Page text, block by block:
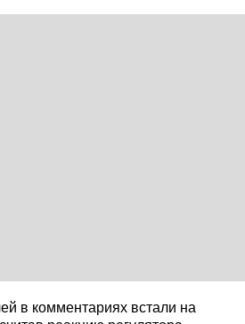
в комментариях встали на